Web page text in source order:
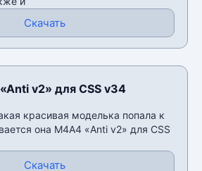
Скачать
v2» для CSS v34
красивая моделька попала к
она М4А4 «Anti v2» для CSS
Скачать